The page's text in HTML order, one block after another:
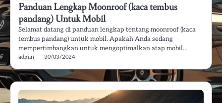
Panduan Lengkap Moonroof (kaca tembus
pandang) Untuk Mobil
Selamat datang di panduan lengkap tentang moonroof (kaca
tembus pandang) untuk mobil. Apakah Anda sedang
mempertimbangkan untuk mengoptimalkan atap mobil…
admin 30/03/2024